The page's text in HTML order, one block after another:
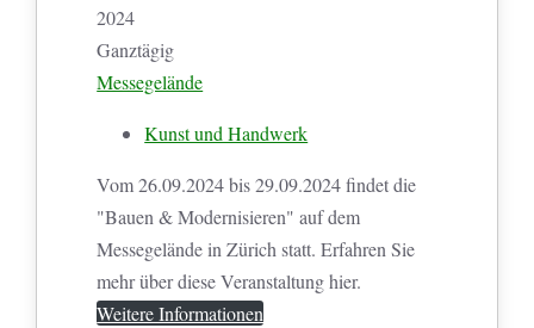
2024
Ganztägig
Messegelände
Kunst und Handwerk
Vom 26.09.2024 bis 29.09.2024 findet die
"Bauen & Modernisieren" auf dem
Messegelände in Zürich statt. Erfahren Sie
mehr über diese Veranstaltung hier.
Weitere Informationen